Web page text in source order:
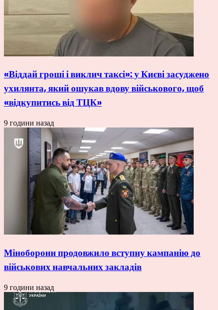
«Віддай гроші і виклич таксі»: у Києві засуджено
ухилянта, який ошукав вдову військового, щоб
«відкупитись від ТЦК»
9 години назад
Міноборони продовжило вступну кампанію до
військових навчальних закладів
9 години назад